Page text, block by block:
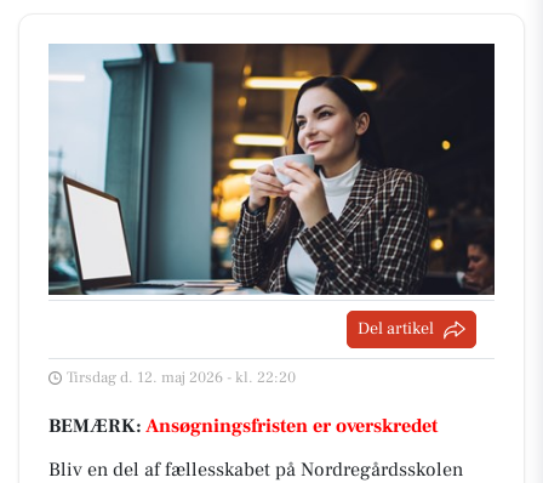
Del artikel
Tirsdag d. 12. maj 2026 - kl. 22:20
BEMÆRK: Ansøgningsfristen er overskredet
Bliv en del af fællesskabet på Nordregårdsskolen